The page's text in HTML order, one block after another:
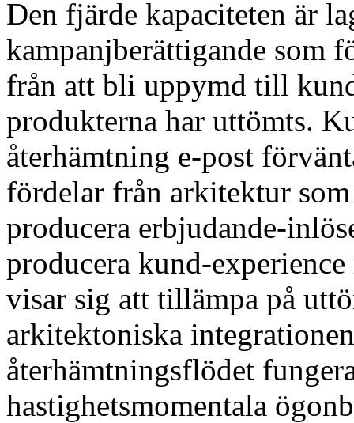
Den fjärde kapaciteten är
kampanjberättigande som
från att bli uppymd till
produkterna har uttömts.
återhämtning e-post
fördelar från arkitektur
producera erbjudande-
producera kund-
visar sig att tillämpa på
arkitektoniska
återhämtningsflödet
hastighetsmomentala